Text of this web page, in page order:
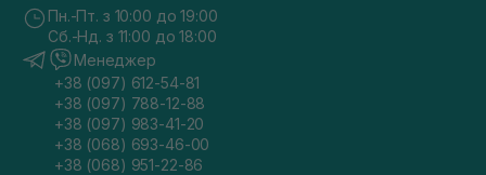
Пн.-Пт. з 10:00 до 19:00
Сб.-Нд. з 11:00 до 18:00
Менеджер
+38 (097) 612-54-81
+38 (097) 788-12-88
+38 (097) 983-41-20
+38 (068) 693-46-00
+38 (068) 951-22-86